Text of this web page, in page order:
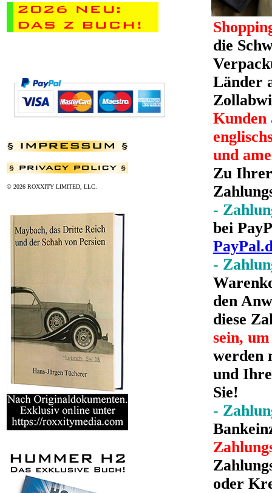
© 2026 ROXXITY LIMITED, LLC.
die
Länder
Kunden
und
Zu
-
bei
-
den
diese
sein,
werden
und
Sie!
-
oder